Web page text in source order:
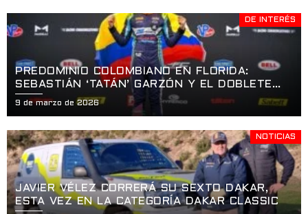
DE INTERÉS
PREDOMINIO COLOMBIANO EN FLORIDA:
SEBASTIÁN ‘TATÁN’ GARZÓN Y EL DOBLETE
HISTÓRICO EN LA APERTURA DE LA USF2000
EN ST. PETERSBURG
9 de marzo de 2026
NOTICIAS
JAVIER VÉLEZ CORRERÁ SU SEXTO DAKAR,
ESTA VEZ EN LA CATEGORÍA DAKAR CLASSIC